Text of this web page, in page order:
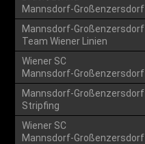
Mannsdorf-Großenzersdorf
Mannsdorf-Großenzersdorf
Team Wiener Linien
Wiener SC
Mannsdorf-Großenzersdorf
Mannsdorf-Großenzersdorf
Stripfing
Wiener SC
Mannsdorf-Großenzersdorf